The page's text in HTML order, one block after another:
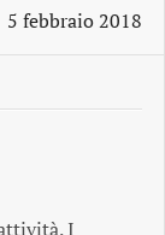
5 febbraio 2018
I